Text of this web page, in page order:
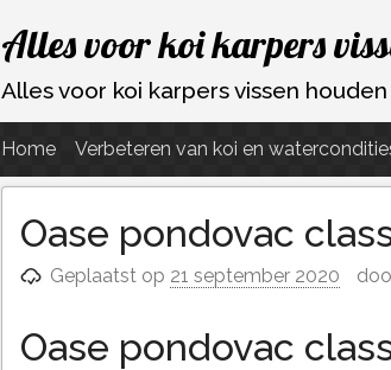
Ga
naar
de
Alles voor koi karpers
Alles voor koi karpers vissen
Home Verbeteren van koi en
Oase pondovac
Geplaatst op 21 september 2020
Oase pondovac